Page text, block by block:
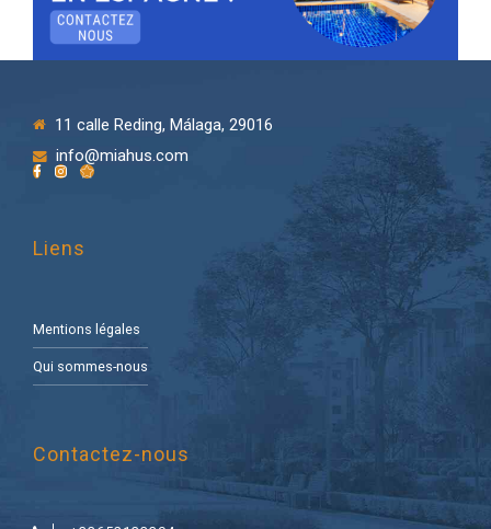
11 calle Reding, Málaga, 29016
info@miahus.com
Liens
Mentions légales
Qui sommes-nous
Contactez-nous